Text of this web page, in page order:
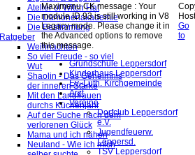
Atelier of Witch Hat
Die Dämonenakademie
Die Bestimmung
Ratgeber
Weihnachten
So viel Freude - so viel
Wut
Shaolin - Das Geheimnis
der inneren Stärke
Mit den Landfrauen
durchs Küchenjahr
Auf der Suche nach dem
verlorenen Glück
Mama und ich nähen
Neuland - Wie ich mich
Maximenu CK message : Your
module ID 93 is still working in V8
Legacy mode. Please change it in
the Advanced options to remove
this message.
Grundschule Leppersdorf
Kinderhaus Leppersdorf
Ev.-Luth. Kirchgemeinde
Arzt
Vereine
Dorfclub Leppersdorf
e.V.
Jugendfeuerw.
Leppersd.
TSV Leppersdorf
Go
to